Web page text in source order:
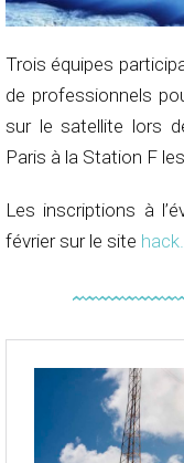
Trois équipes
de professionnels
sur le satellite lors
Paris à la Station F
Les inscriptions à
février sur le site